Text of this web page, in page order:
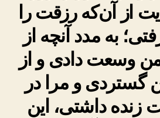
از آن‌که رزقت را
به مدد آنچه از
وسعت دادی و از
گستردی و مرا در
زنده داشتی، این